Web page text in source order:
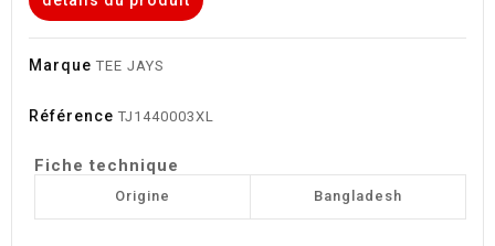
Marque TEE JAYS
Référence TJ1440003XL
Fiche technique
Origine Bangladesh